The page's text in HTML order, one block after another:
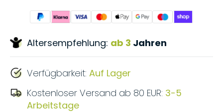
Altersempfehlung: ab 3 Jahren
Verfügbarkeit: Auf Lager
Kostenloser Versand ab 80 EUR: 3-5
Arbeitstage